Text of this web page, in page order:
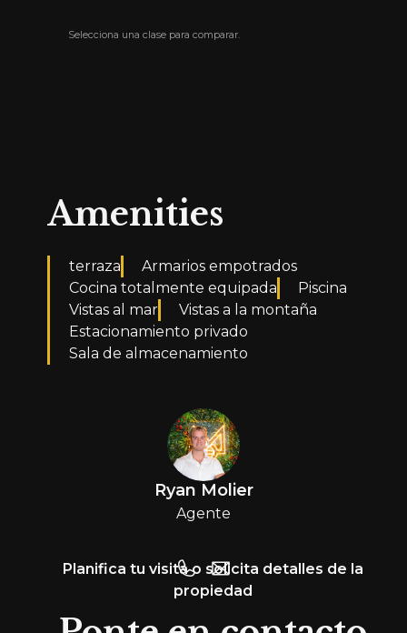
Selecciona una clase para comparar.
Amenities
terraza
Armarios empotrados
Cocina totalmente equipada
Piscina
Vistas al mar
Vistas a la montaña
Estacionamiento privado
Sala de almacenamiento
Ryan Molier
Agente
Planifica tu visita o solicita detalles de la
propiedad